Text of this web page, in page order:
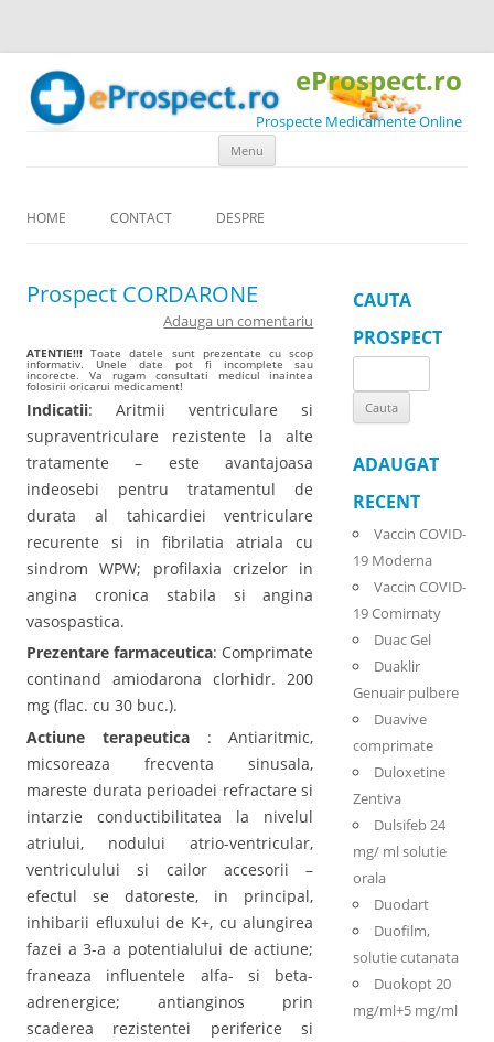
eProspect.ro
Prospecte Medicamente Online
Menu
HOME CONTACT DESPRE
Prospect CORDARONE
Adauga un comentariu
ATENTIE!!! Toate datele sunt prezentate cu scop
informativ. Unele date pot fi incomplete sau
incorecte. Va rugam consultati medicul inaintea
folosirii oricarui medicament!
Indicatii: Aritmii ventriculare si
supraventriculare rezistente la alte
tratamente – este avantajoasa
indeosebi pentru tratamentul de
durata al tahicardiei ventriculare
recurente si in fibrilatia atriala cu
sindrom WPW; profilaxia crizelor in
angina cronica stabila si angina
vasospastica.
Prezentare farmaceutica: Comprimate
continand amiodarona clorhidr. 200
mg (flac. cu 30 buc.).
Actiune terapeutica: Antiaritmic,
micsoreaza frecventa sinusala,
mareste durata perioadei refractare si
intarzie conductibilitatea la nivelul
atriului, nodului atrio-ventricular,
ventriculului si cailor accesorii –
efectul se datoreste, in principal,
inhibarii efluxului de K+, cu alungirea
fazei a 3-a a potentialului de actiune;
franeaza influentele alfa- si beta-
adrenergice; antianginos prin
scaderea rezistentei periferice si
CAUTA
PROSPECT
for:
ADAUGAT
RECENT
Vaccin COVID-
19 Moderna
Vaccin COVID-
19 Comirnaty
Duac Gel
Duaklir
Genuair pulbere
Duavive
comprimate
Duloxetine
Zentiva
Dulsifeb 24
mg/ ml solutie
orala
Duodart
Duofilm,
solutie cutanata
Duokopt 20
mg/ml+5 mg/ml